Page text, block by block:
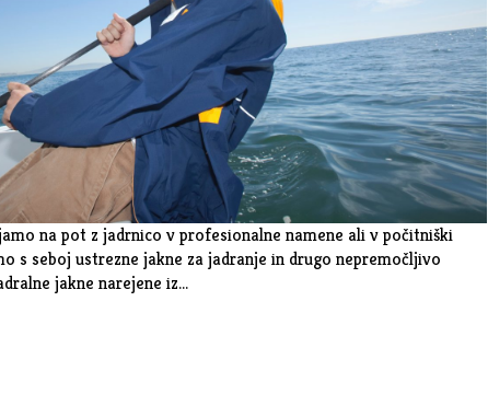
na pot z jadrnico v profesionalne namene ali v počitniški
s seboj ustrezne jakne za jadranje in drugo nepremočljivo
jakne narejene iz…